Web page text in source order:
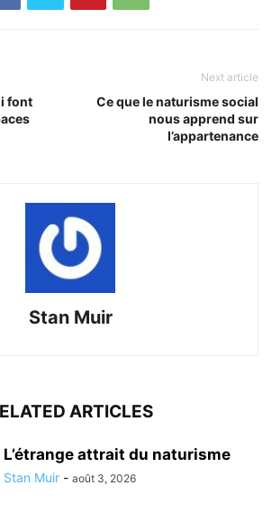
font
Next article
Ce que le naturisme social
nous apprend sur
l’appartenance
Stan Muir
ARTICLES
L’étrange attrait du naturisme
Stan Muir - août 3, 2026